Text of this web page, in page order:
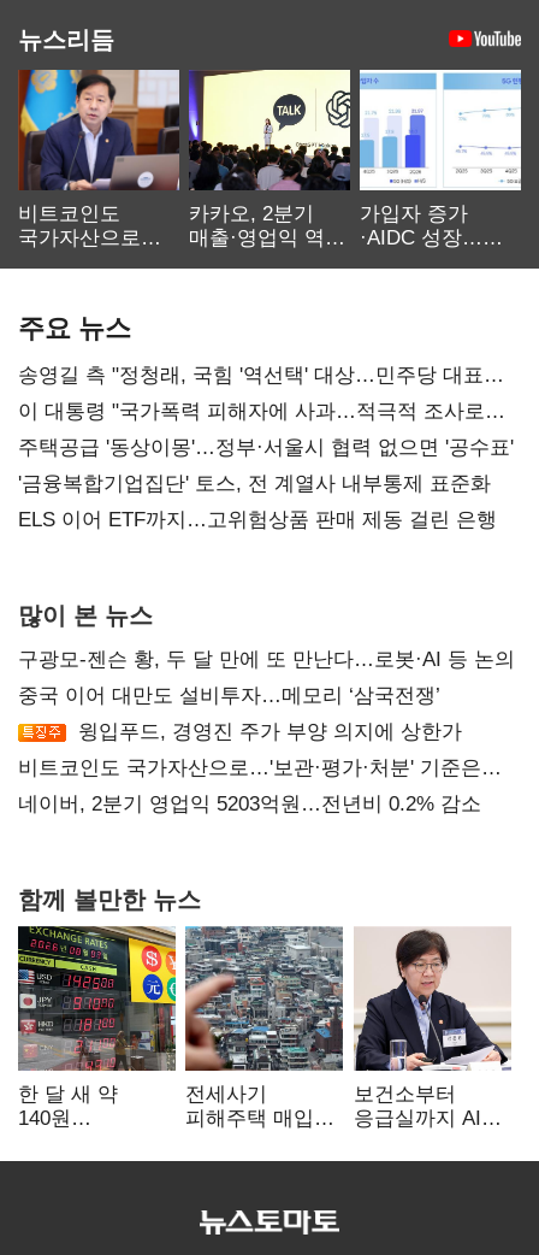
뉴스리듬
비트코인도
국가자산으로…'
카카오, 2분기
매출·영업익 역대
가입자 증가
·AIDC 성장…
주요 뉴스
송영길 측 "정청래, 국힘 '역선택' 대상…민주당 대표로
총선 지휘 못해"
이 대통령 "국가폭력 피해자에 사과…적극적 조사로
진실 밝혀야"
주택공급 '동상이몽'…정부·서울시 협력 없으면 '공수표'
'금융복합기업집단' 토스, 전 계열사 내부통제 표준화
ELS 이어 ETF까지…고위험상품 판매 제동 걸린 은행
많이 본 뉴스
구광모-젠슨 황, 두 달 만에 또 만난다…로봇·AI 등 논의
중국 이어 대만도 설비투자…메모리 ‘삼국전쟁’
윙입푸드, 경영진 주가 부양 의지에 상한가
비트코인도 국가자산으로…'보관·평가·처분' 기준은
숙제
네이버, 2분기 영업익 5203억원…전년비 0.2% 감소
함께 볼만한 뉴스
한 달 새 약
140원
엔저'에 원화
전세사기
피해주택 매입
누적 피해자
보건소부터
응급실까지 AI
혁신 본격화